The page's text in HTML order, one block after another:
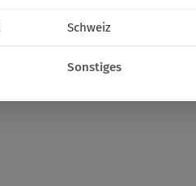
Schweiz
Sonstiges